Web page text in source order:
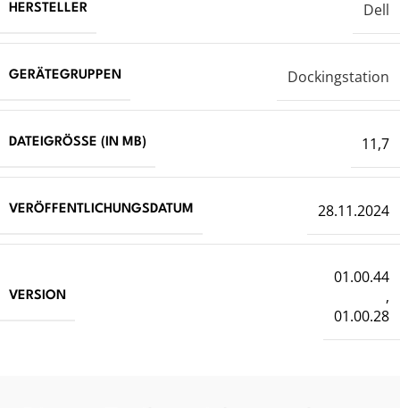
HERSTELLER Dell
GERÄTEGRUPPEN Dockingstation
DATEIGRÖSSE (IN MB) 11,7
VERÖFFENTLICHUNGSDATUM 28.11.2024
VERSION
01.00.44
,
01.00.28